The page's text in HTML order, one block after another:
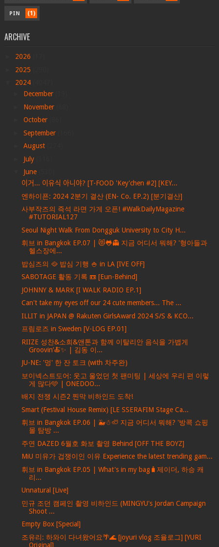
PIN (1)
ARCHIVE
2026
2025
2024
December
November
October
September
August
July
June
이거... 이유식 아니야? [T-FOOD 'Key'chen #2] [KEY...
엔하이픈: 2024 2분기 결산 (EN- Co. EP.2) [분기결산]
사부작즈의 즉석 라면 가게 오픈! #WalkDailyMagazine
#TUTORIAL127
Seoul Night Walk From Dongguk University to City H...
휘브 in Bangkok EP.07 | 😻🐸👻 지금 어디서 뭐해? '형아들과
헬스장에...
밥심즈의 🥘 밥심 기행 🍚 in LA [IVE OFF]
SABOTAGE 활동 기록 📼 [Eun-Behind]
JOHNNY & MARK [I WALK RADIO EP.1]
Can't take my eyes off our 24 cute members... The ...
ILLIT in JAPAN @ Rakuten GirlsAward 2024 S/S & KCO...
프림로즈 in Sweden [V-LOG EP.01]
RIIZE 성찬&소희&앤톤과 함께 이탈리안 음식을 가볍게
Groovin’🍝✨ | 김동 이...
JU-NE: '멍' 한 잔 토크 (with 차주완)
보이넥스트도어: 웃고 울었던 첫 팬미팅 | 세상에 우리 편 이렇
게 많다🩵 | ONEDOO...
배지 전쟁 시즌2 찐막 비하인드 도착!
Smart (Festival House Remix) [LE SSERAFIM Stage Ca...
휘브 in Bangkok EP.06 | 🐳☃🦥 지금 어디서 뭐해? '방콕 쇼핑
몰 탐방 ...
주연 DAZED 6월호 화보 촬영 Behind [OFF THE BOYZ]
MiU 미유가 겁쟁이인 이유 Experience the latest trending gam...
휘브 in Bangkok EP.05 | What's in my bag🧳제이더, 하승 캐
리...
Unnatural [Live]
민규 조던 캠페인 촬영 비하인드 (MINGYU's Jordan Campaign
Shoot ...
Empty Box [Special]
조유리: 하와이 다녀왔어요🌴🌊 [joyuri vlog 조율로그] [YURI
Original]